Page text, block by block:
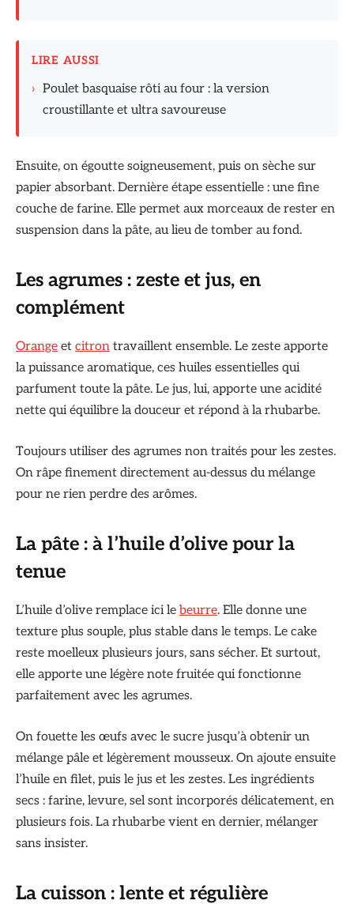
LIRE AUSSI
› Poulet basquaise rôti au four : la version
croustillante et ultra savoureuse
Ensuite, on égoutte soigneusement, puis on sèche sur
papier absorbant. Dernière étape essentielle : une fine
couche de farine. Elle permet aux morceaux de rester en
suspension dans la pâte, au lieu de tomber au fond.
Les agrumes : zeste et jus, en
complément
Orange et citron travaillent ensemble. Le zeste apporte
la puissance aromatique, ces huiles essentielles qui
parfument toute la pâte. Le jus, lui, apporte une acidité
nette qui équilibre la douceur et répond à la rhubarbe.
Toujours utiliser des agrumes non traités pour les zestes.
On râpe finement directement au-dessus du mélange
pour ne rien perdre des arômes.
La pâte : à l’huile d’olive pour la
tenue
L’huile d’olive remplace ici le beurre. Elle donne une
texture plus souple, plus stable dans le temps. Le cake
reste moelleux plusieurs jours, sans sécher. Et surtout,
elle apporte une légère note fruitée qui fonctionne
parfaitement avec les agrumes.
On fouette les œufs avec le sucre jusqu’à obtenir un
mélange pâle et légèrement mousseux. On ajoute ensuite
l’huile en filet, puis le jus et les zestes. Les ingrédients
secs : farine, levure, sel sont incorporés délicatement, en
plusieurs fois. La rhubarbe vient en dernier, mélanger
sans insister.
La cuisson : lente et régulière